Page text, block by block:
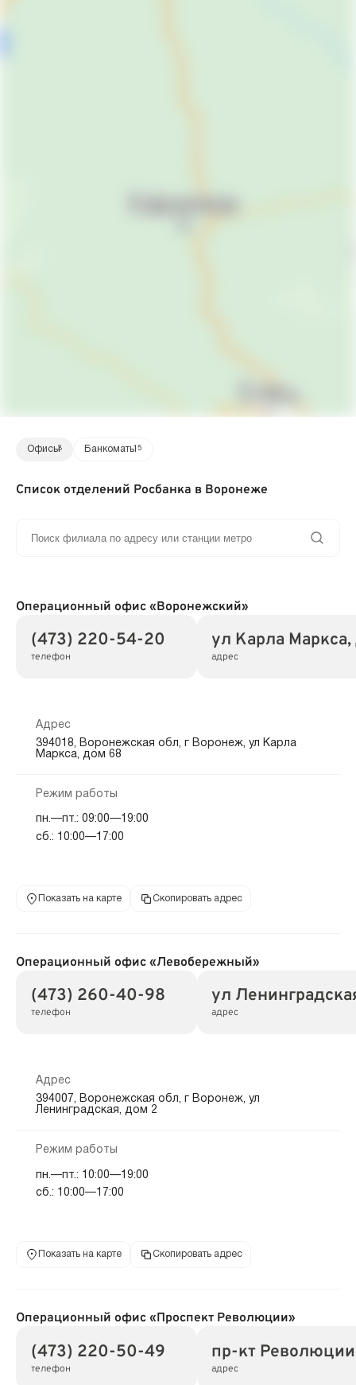
Офисы3 Банкоматы15
Список отделений Росбанка в Воронеже
Операционный офис «Воронежский»
(473) 220-54-20
телефон
ул Карла
адрес
Адрес
394018, Воронежская обл, г Воронеж, ул Карла
Маркса, дом 68
Режим работы
пн.—пт.: 09:00—19:00
сб.: 10:00—17:00
Показать на карте Скопировать адрес
Операционный офис «Левобережный»
(473) 260-40-98
телефон
ул
адрес
Адрес
394007, Воронежская обл, г Воронеж, ул
Ленинградская, дом 2
Режим работы
пн.—пт.: 10:00—19:00
сб.: 10:00—17:00
Показать на карте Скопировать адрес
Операционный офис «Проспект Революции»
(473) 220-50-49
телефон
пр-кт
адрес